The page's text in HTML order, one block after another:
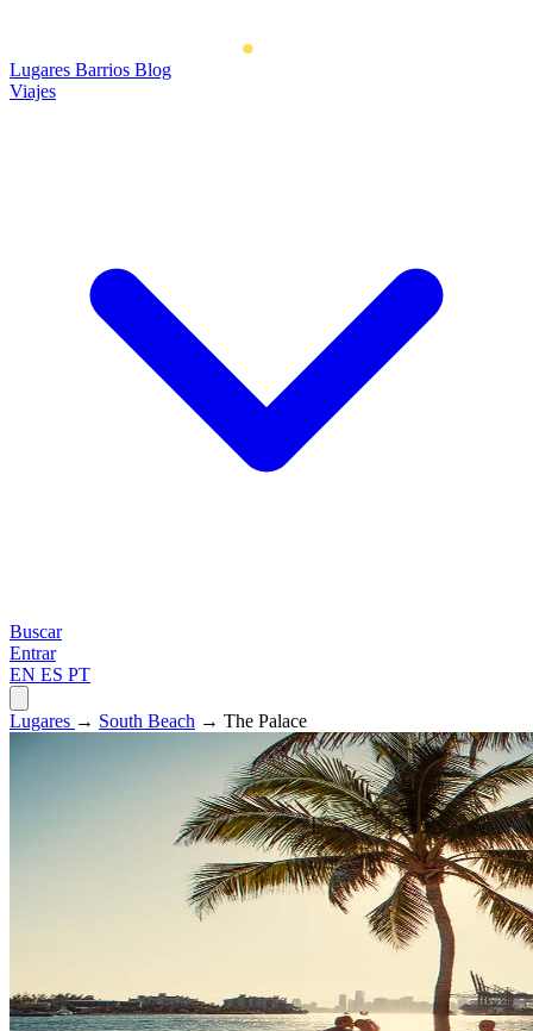
Lugares Barrios Blog
Viajes
Buscar
Entrar
EN ES PT
Lugares → South Beach → The Palace